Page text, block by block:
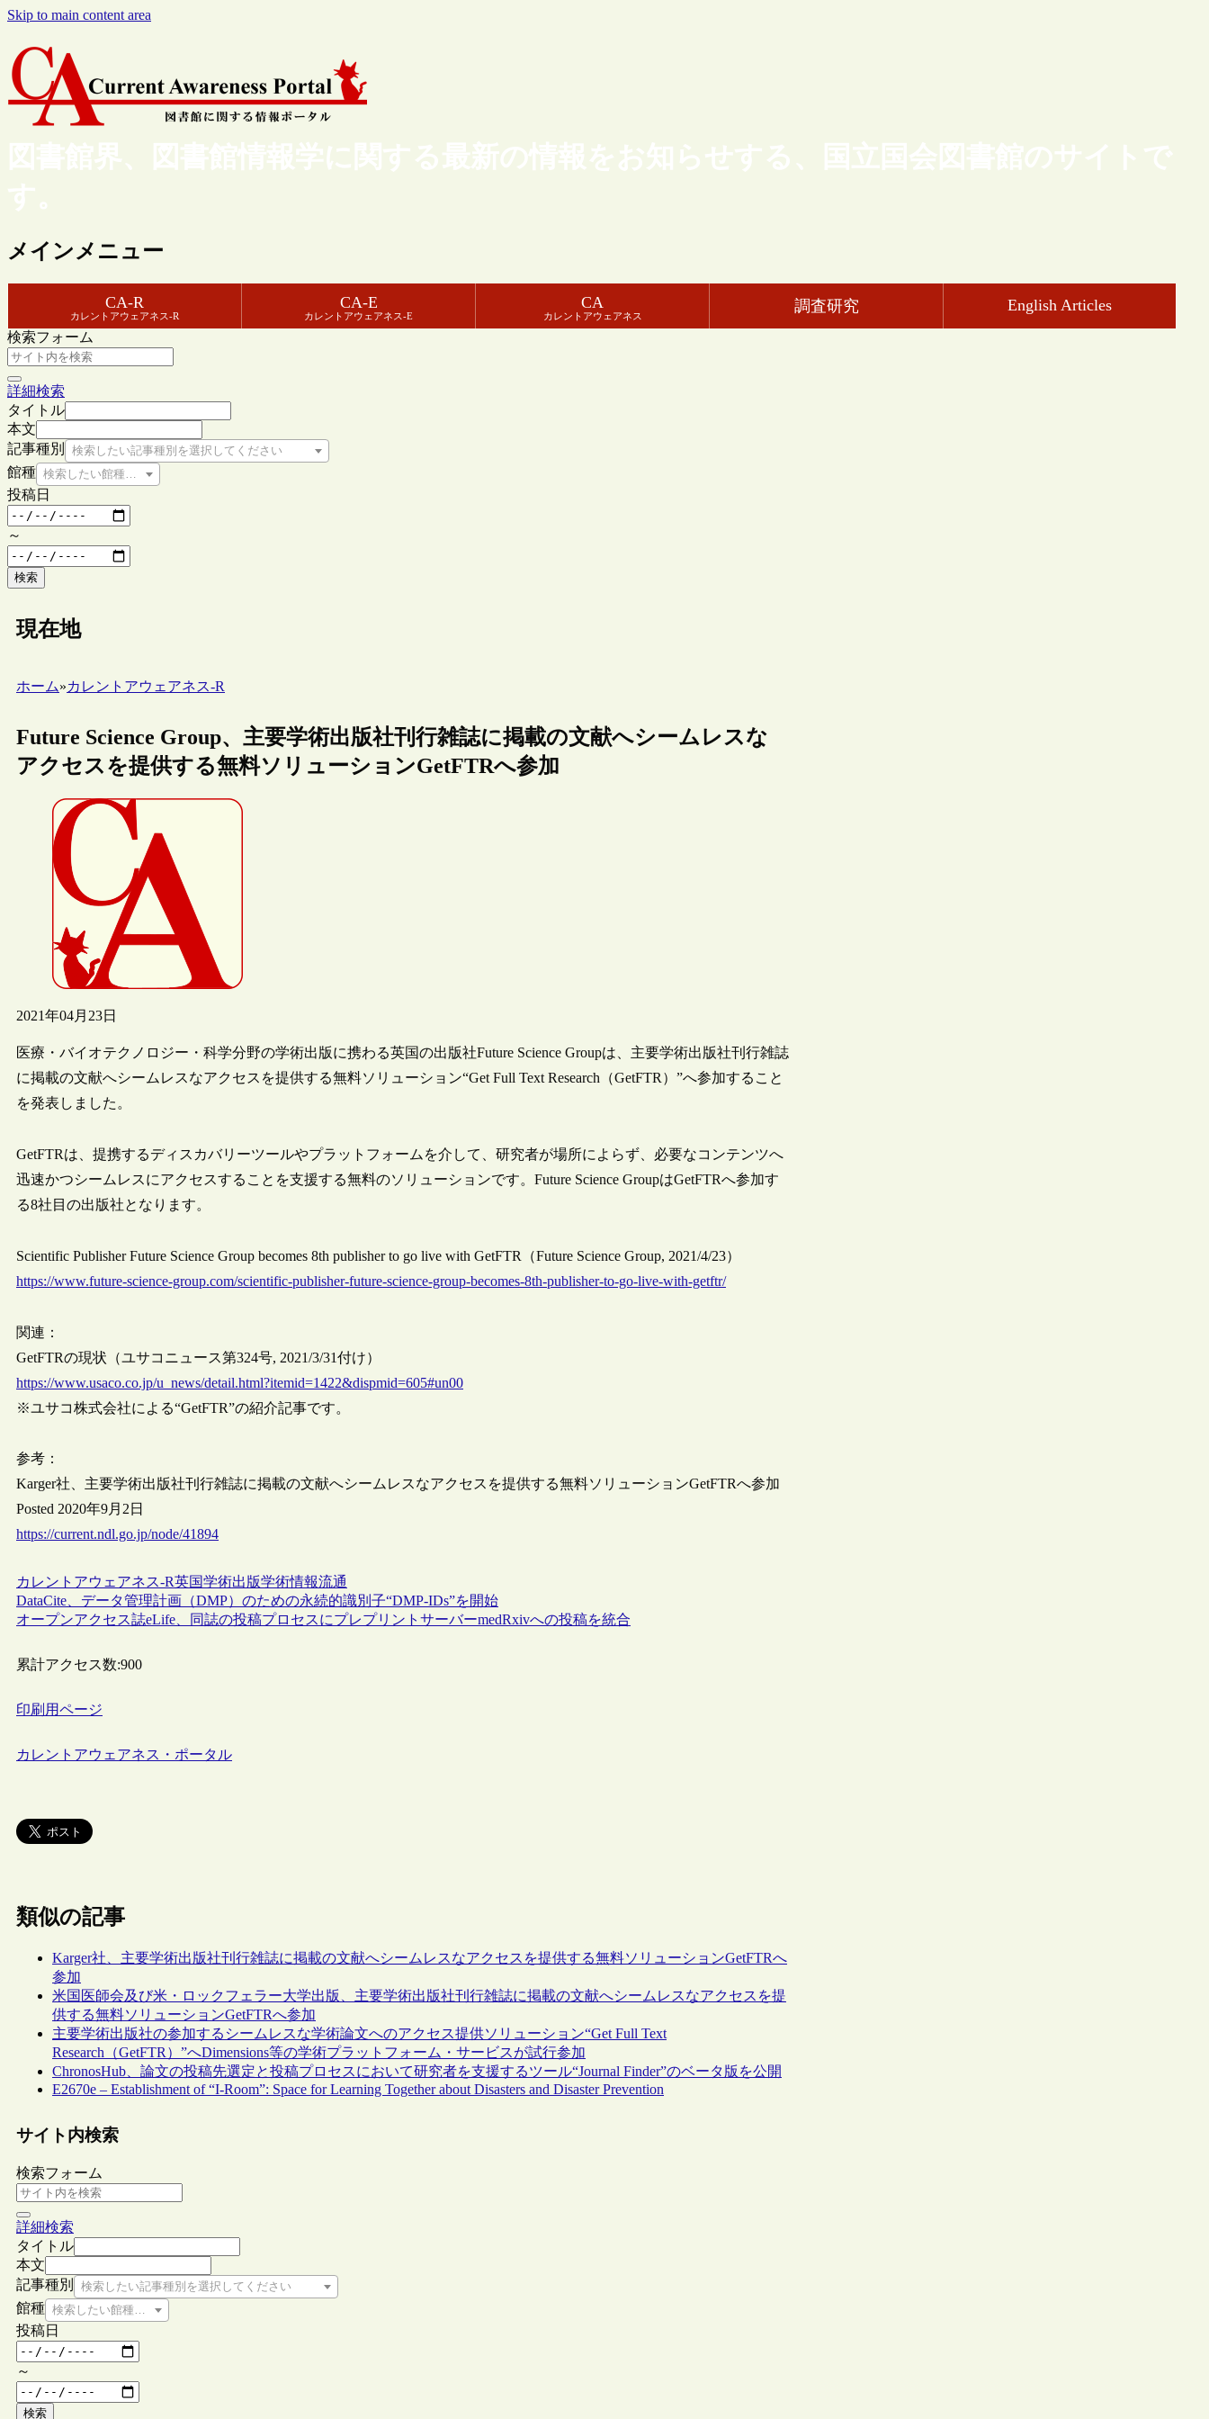
Skip to main content area
図書館界、図書館情報学に関する最新の情報をお知らせする、国立国会図書館のサイトで
す。
メインメニュー
CA-R
カレントアウェアネス-R
CA-E
カレントアウェアネス-E
CA
カレントアウェアネス
調査研究 English Articles
検索フォーム
詳細検索
タイトル
本文
記事種別
検索したい記事種別を選択してください
館種 検索したい館種を選択してください
投稿日
～
検索
現在地
ホーム»カレントアウェアネス-R
Future Science Group、主要学術出版社刊行雑誌に掲載の文献へシームレスな
アクセスを提供する無料ソリューションGetFTRへ参加
2021年04月23日
医療・バイオテクノロジー・科学分野の学術出版に携わる英国の出版社Future Science Groupは、主要学術出版社刊行雑誌
に掲載の文献へシームレスなアクセスを提供する無料ソリューション“Get Full Text Research（GetFTR）”へ参加すること
を発表しました。
GetFTRは、提携するディスカバリーツールやプラットフォームを介して、研究者が場所によらず、必要なコンテンツへ
迅速かつシームレスにアクセスすることを支援する無料のソリューションです。Future Science GroupはGetFTRへ参加す
る8社目の出版社となります。
Scientific Publisher Future Science Group becomes 8th publisher to go live with GetFTR（Future Science Group, 2021/4/23）
https://www.future-science-group.com/scientific-publisher-future-science-group-becomes-8th-publisher-to-go-live-with-getftr/
関連：
GetFTRの現状（ユサコニュース第324号, 2021/3/31付け）
https://www.usaco.co.jp/u_news/detail.html?itemid=1422&dispmid=605#un00
※ユサコ株式会社による“GetFTR”の紹介記事です。
参考：
Karger社、主要学術出版社刊行雑誌に掲載の文献へシームレスなアクセスを提供する無料ソリューションGetFTRへ参加
Posted 2020年9月2日
https://current.ndl.go.jp/node/41894
カレントアウェアネス-R英国学術出版学術情報流通
DataCite、データ管理計画（DMP）のための永続的識別子“DMP-IDs”を開始
オープンアクセス誌eLife、同誌の投稿プロセスにプレプリントサーバーmedRxivへの投稿を統合
累計アクセス数:900
印刷用ページ
カレントアウェアネス・ポータル
類似の記事
Karger社、主要学術出版社刊行雑誌に掲載の文献へシームレスなアクセスを提供する無料ソリューションGetFTRへ
参加
米国医師会及び米・ロックフェラー大学出版、主要学術出版社刊行雑誌に掲載の文献へシームレスなアクセスを提
供する無料ソリューションGetFTRへ参加
主要学術出版社の参加するシームレスな学術論文へのアクセス提供ソリューション“Get Full Text
Research（GetFTR）”へDimensions等の学術プラットフォーム・サービスが試行参加
ChronosHub、論文の投稿先選定と投稿プロセスにおいて研究者を支援するツール“Journal Finder”のベータ版を公開
E2670e – Establishment of “I-Room”: Space for Learning Together about Disasters and Disaster Prevention
サイト内検索
検索フォーム
詳細検索
タイトル
本文
記事種別
検索したい記事種別を選択してください
館種 検索したい館種を選択してください
投稿日
～
検索